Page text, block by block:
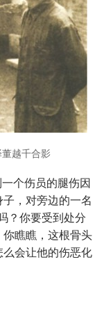
越千合影
个伤员的腿伤因
，对旁边的一名
？你要受到处分
瞧瞧，这根骨头
么会让他的伤恶化